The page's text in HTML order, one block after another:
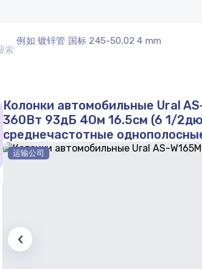
例如 镀锌管 国标 245-50.02 4 mm
Колонки автомобильные Ural
360Вт 93дБ 4Ом 16.5см (6 1/
среднечастотные
运输公司